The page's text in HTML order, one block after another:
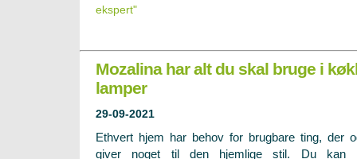
ekspert"
Mozalina har alt du skal bruge i
lamper
29-09-2021
Ethvert hjem har behov for brugbare ting, der
giver noget til den hjemlige stil. Du kan